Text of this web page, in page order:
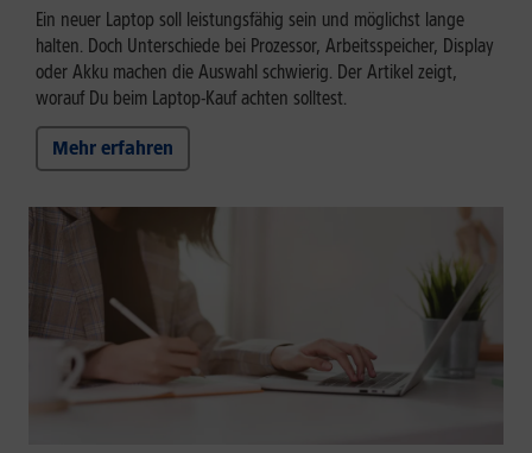
Ein neuer Laptop soll leistungsfähig sein und möglichst lange
halten. Doch Unterschiede bei Prozessor, Arbeitsspeicher, Display
oder Akku machen die Auswahl schwierig. Der Artikel zeigt,
worauf Du beim Laptop-Kauf achten solltest.
Mehr erfahren